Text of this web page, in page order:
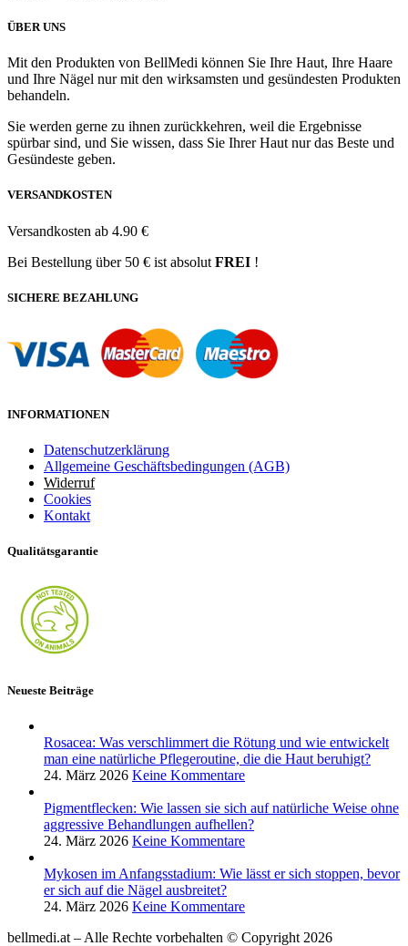
ÜBER UNS
Mit den Produkten von BellMedi können Sie Ihre Haut, Ihre Haare
und Ihre Nägel nur mit den wirksamsten und gesündesten Produkten
behandeln.
Sie werden gerne zu ihnen zurückkehren, weil die Ergebnisse
spürbar sind, und Sie wissen, dass Sie Ihrer Haut nur das Beste und
Gesündeste geben.
VERSANDKOSTEN
Versandkosten ab 4.90 €
Bei Bestellung über 50 € ist absolut FREI !
SICHERE BEZAHLUNG
INFORMATIONEN
Datenschutzerklärung
Allgemeine Geschäftsbedingungen (AGB)
Widerruf
Cookies
Kontakt
Qualitätsgarantie
Neueste Beiträge
Rosacea: Was verschlimmert die Rötung und wie entwickelt
man eine natürliche Pflegeroutine, die die Haut beruhigt?
24. März 2026 Keine Kommentare
Pigmentflecken: Wie lassen sie sich auf natürliche Weise ohne
aggressive Behandlungen aufhellen?
24. März 2026 Keine Kommentare
Mykosen im Anfangsstadium: Wie lässt er sich stoppen, bevor
er sich auf die Nägel ausbreitet?
24. März 2026 Keine Kommentare
bellmedi.at – Alle Rechte vorbehalten © Copyright 2026